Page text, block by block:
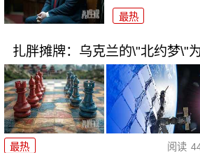
最热
扎胖摊牌：乌克兰的\"北约梦\"
最热 阅读